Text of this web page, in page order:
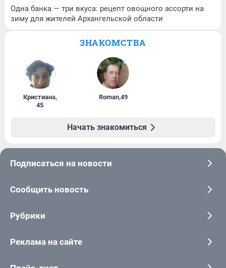
Одна банка — три вкуса: рецепт овощного ассорти на
зиму для жителей Архангельской области
ЗНАКОМСТВА
Кристиана,
45
Roman,49
Начать знакомиться
Подписаться на новости
Сообщить новость
Рубрики
Реклама на сайте